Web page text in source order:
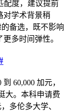
配度，建议提前
对学术背景稍
备选，既不影响
多时间弹性。
60,000 加元，
大。本科申请费
多伦多大学、